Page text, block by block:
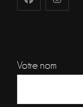
Votre nom